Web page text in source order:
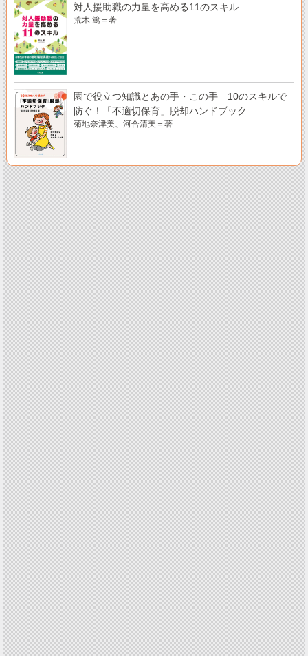
対人援助職の力量を高める11のスキル
荒木 篤＝著
園で役立つ知識とあの手・この手 10のスキルで
防ぐ！「不適切保育」脱却ハンドブック
菊地奈津美、河合清美＝著